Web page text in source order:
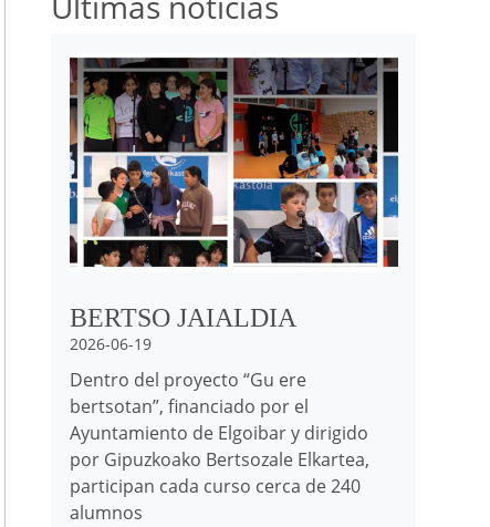
Irudia
BERTSO JAIALDIA
2026-06-19
Dentro del proyecto “Gu ere
bertsotan”, financiado por el
Ayuntamiento de Elgoibar y dirigido
por Gipuzkoako Bertsozale Elkartea,
participan cada curso cerca de 240
alumnos